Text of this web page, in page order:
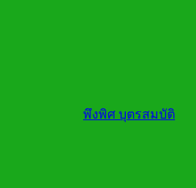
พึงพิศ บุตรสมบัติ